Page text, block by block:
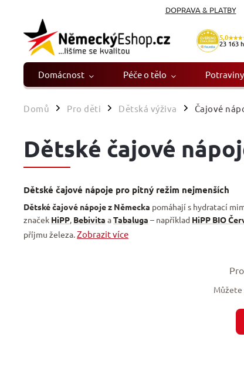
DOPRAVA & PLATBY
5,0
23 163
Domácnost Péče o tělo Potraviny
Domů / Pro děti / Dětská výživa / Čajové
Dětské čajové
Dětské čajové nápoje pro pitný režim nejmenších
Dětské čajové nápoje z Německa pomáhají s hydratací
značek HiPP, Bebivita aTabaluga – například HiPP BIO
příjmu železa.Zobrazit více
Můžete